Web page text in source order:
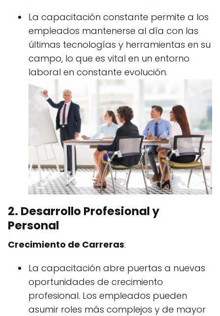
La capacitación constante permite a los
empleados mantenerse al día con las
últimas tecnologías y herramientas en su
campo, lo que es vital en un entorno
laboral en constante evolución.
2. Desarrollo Profesional y
Personal
Crecimiento de Carreras:
La capacitación abre puertas a nuevas
oportunidades de crecimiento
profesional. Los empleados pueden
asumir roles más complejos y de mayor